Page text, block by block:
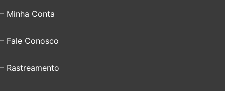
– Minha Conta
– Fale Conosco
– Rastreamento